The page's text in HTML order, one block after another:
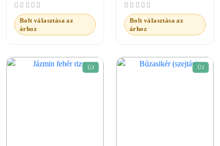
Bolt választása az
árhoz
Bolt választása az
árhoz
ÚJ ÚJ